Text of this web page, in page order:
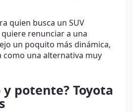
quien busca un SUV
renunciar a una
un poquito más dinámica,
como una alternativa muy
y potente? Toyota